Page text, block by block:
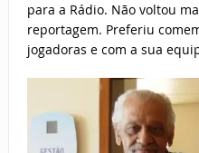
para a Rádio. Não voltou
reportagem. Preferiu
jogadoras e com a sua